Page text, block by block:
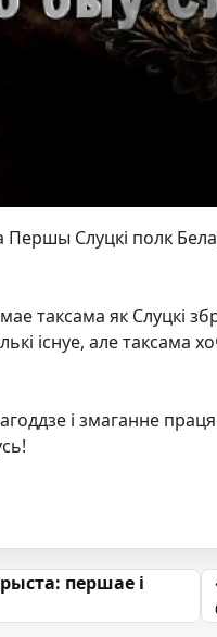
Першы Слуцкі полк
таксама як Слуцкі
існуе, але таксама
і змаганне
першае і